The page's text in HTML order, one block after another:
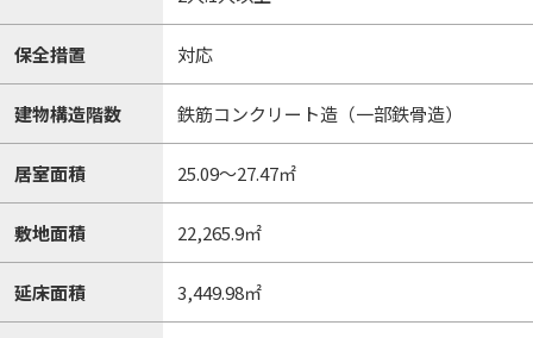
保全措置 対応
建物構造階数 鉄筋コンクリート造（一部鉄骨造）
居室面積 25.09～27.47㎡
敷地面積 22,265.9㎡
延床面積 3,449.98㎡